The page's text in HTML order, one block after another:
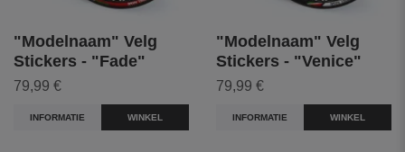
"Modelnaam" Velg
Stickers - "Fade"
79,99 €
INFORMATIE WINKEL
"Modelnaam" Velg
Stickers - "Venice"
79,99 €
INFORMATIE WINKEL